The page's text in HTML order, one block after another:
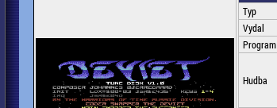
Typ
Vydal
Program
Hudba